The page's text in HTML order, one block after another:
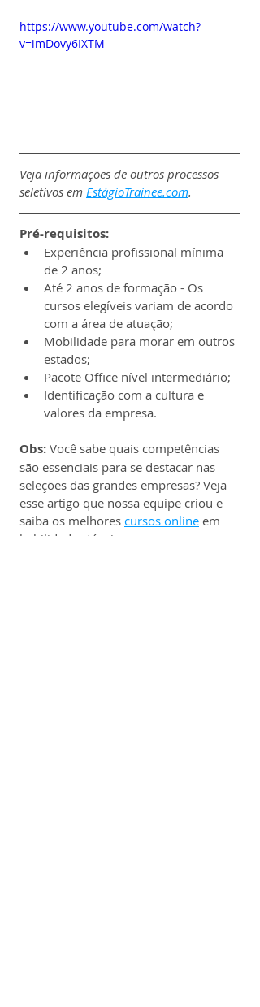
https://www.youtube.com/watch?
v=imDovy6IXTM
Veja informações de outros processos
seletivos em EstágioTrainee.com.
Pré-requisitos:
Experiência profissional mínima
de 2 anos;
Até 2 anos de formação - Os
cursos elegíveis variam de acordo
com a área de atuação;
Mobilidade para morar em outros
estados;
Pacote Office nível intermediário;
Identificação com a cultura e
valores da empresa.
Obs: Você sabe quais competências
são essenciais para se destacar nas
seleções das grandes empresas? Veja
esse artigo que nossa equipe criou e
saiba os melhores cursos online em
habilidades técnicas e